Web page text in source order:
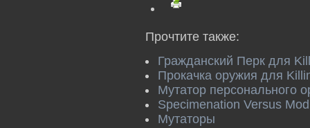
Прочтите также:
Гражданский Перк для
Прокачка оружия для
Мутатор персонального
Specimenation Versus
Мутаторы